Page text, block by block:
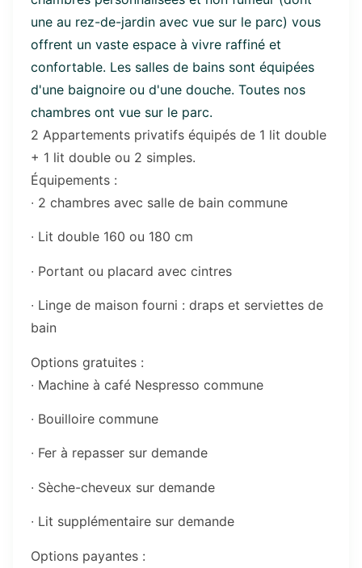
une au rez-de-jardin avec vue sur le parc) vous
offrent un vaste espace à vivre raffiné et
confortable. Les salles de bains sont équipées
d'une baignoire ou d'une douche. Toutes nos
chambres ont vue sur le parc.
2 Appartements privatifs équipés de 1 lit double
+ 1 lit double ou 2 simples.
Équipements :
∙ 2 chambres avec salle de bain commune
∙ Lit double 160 ou 180 cm
∙ Portant ou placard avec cintres
∙ Linge de maison fourni : draps et serviettes de
bain
Options gratuites :
∙ Machine à café Nespresso commune
∙ Bouilloire commune
∙ Fer à repasser sur demande
∙ Sèche-cheveux sur demande
∙ Lit supplémentaire sur demande
Options payantes :